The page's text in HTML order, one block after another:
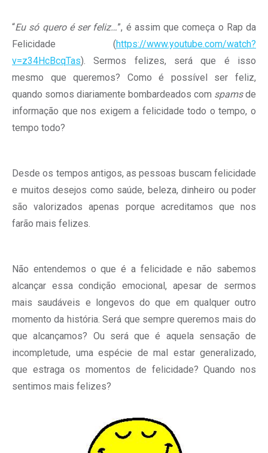
“Eu só quero é ser feliz…”, é assim que começa o Rap da
Felicidade (https://www.youtube.com/watch?
v=z34HcBcqTas). Sermos felizes, será que é isso
mesmo que queremos? Como é possível ser feliz,
quando somos diariamente bombardeados com spamsde
informação que nos exigem a felicidade todo o tempo, o
tempo todo?
Desde os tempos antigos, as pessoas buscam felicidade
e muitos desejos como saúde, beleza, dinheiro ou poder
são valorizados apenas porque acreditamos que nos
farão mais felizes.
Não entendemos o que é a felicidade e não sabemos
alcançar essa condição emocional, apesar de sermos
mais saudáveis e longevos do que em qualquer outro
momento da história. Será que sempre queremos mais do
que alcançamos? Ou será que é aquela sensação de
incompletude, uma espécie de mal estar generalizado,
que estraga os momentos de felicidade? Quando nos
sentimos mais felizes?